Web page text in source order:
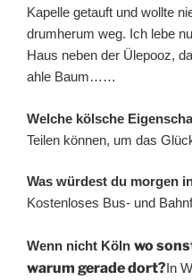
Kapelle getauft und wollte
drumherum weg. Ich lebe
Haus neben der Ülepooz,
ahle Baum……
Welche kölsche
Teilen können, um das
Was würdest du morgen
Kostenloses Bus- und
Wenn nicht Köln wo
warum gerade dort?In